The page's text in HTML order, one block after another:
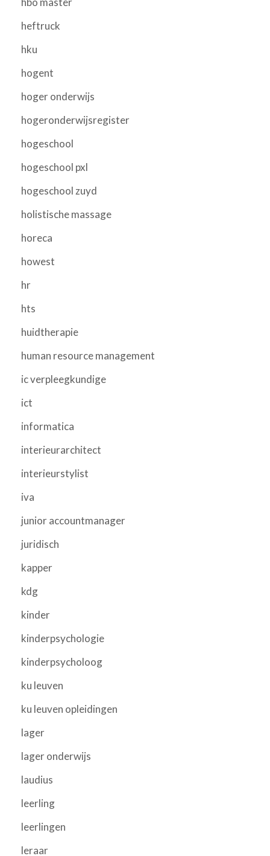
heftruck
hku
hogent
hoger onderwijs
hogeronderwijsregister
hogeschool
hogeschool pxl
hogeschool zuyd
holistische massage
horeca
howest
hr
hts
huidtherapie
human resource management
ic verpleegkundige
ict
informatica
interieurarchitect
interieurstylist
iva
junior accountmanager
juridisch
kapper
kdg
kinder
kinderpsychologie
kinderpsycholoog
ku leuven
ku leuven opleidingen
lager
lager onderwijs
laudius
leerling
leerlingen
leraar